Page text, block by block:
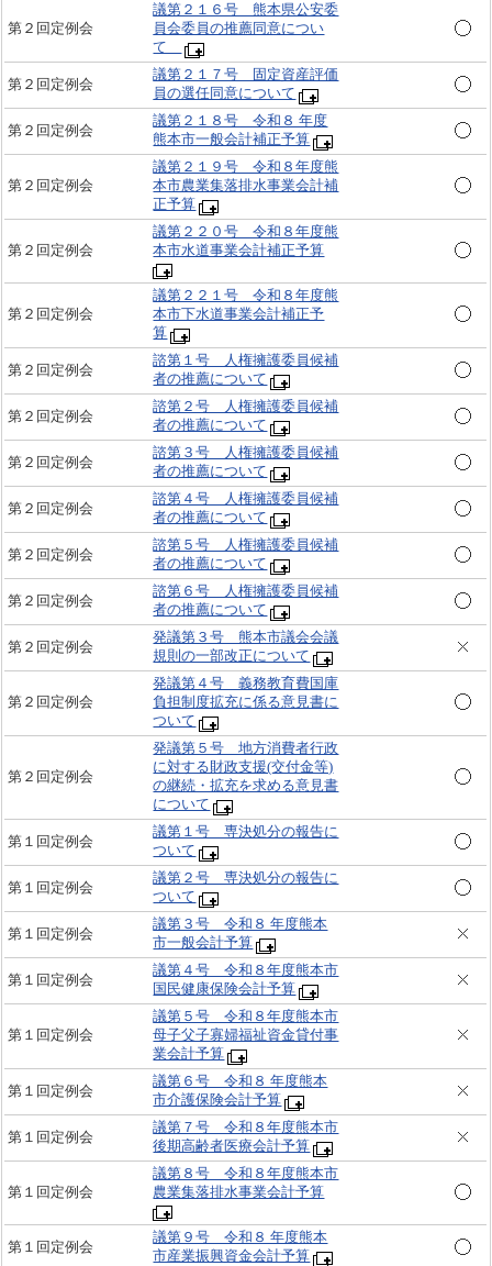
第２回定例会
議第２１６号 熊本県公安委
員会委員の推薦同意につい
て
第２回定例会
議第２１７号 固定資産評価
員の選任同意について
第２回定例会
議第２１８号 令和８ 年度
熊本市一般会計補正予算
第２回定例会
議第２１９号 令和８年度熊
本市農業集落排水事業会計補
正予算
第２回定例会
議第２２０号 令和８年度熊
本市水道事業会計補正予算
第２回定例会
議第２２１号 令和８年度熊
本市下水道事業会計補正予
算
第２回定例会
諮第１号 人権擁護委員候補
者の推薦について
第２回定例会
諮第２号 人権擁護委員候補
者の推薦について
第２回定例会
諮第３号 人権擁護委員候補
者の推薦について
第２回定例会
諮第４号 人権擁護委員候補
者の推薦について
第２回定例会
諮第５号 人権擁護委員候補
者の推薦について
第２回定例会
諮第６号 人権擁護委員候補
者の推薦について
第２回定例会
発議第３号 熊本市議会会議
規則の一部改正について
第２回定例会
発議第４号 義務教育費国庫
負担制度拡充に係る意見書に
ついて
第２回定例会
発議第５号 地方消費者行政
に対する財政支援(交付金等)
の継続・拡充を求める意見書
について
第１回定例会
議第１号 専決処分の報告に
ついて
第１回定例会
議第２号 専決処分の報告に
ついて
第１回定例会
議第３号 令和８ 年度熊本
市一般会計予算
第１回定例会
議第４号 令和８年度熊本市
国民健康保険会計予算
第１回定例会
議第５号 令和８年度熊本市
母子父子寡婦福祉資金貸付事
業会計予算
第１回定例会
議第６号 令和８ 年度熊本
市介護保険会計予算
第１回定例会
議第７号 令和８年度熊本市
後期高齢者医療会計予算
第１回定例会
議第８号 令和８年度熊本市
農業集落排水事業会計予算
第１回定例会
議第９号 令和８ 年度熊本
市産業振興資金会計予算